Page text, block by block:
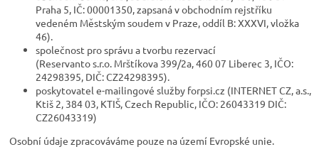
Praha 5, IČ: 00001350, zapsaná v obchodním rejstříku
vedeném Městským soudem v Praze, oddíl B: XXXVI, vložka
46).
společnost pro správu a tvorbu rezervací
(Reservantos.r.o. Mrštíkova 399/2a, 460 07 Liberec 3, IČO:
24298395, DIČ: CZ24298395).
poskytovatel e-mailingové služby forpsi.cz (INTERNET CZ, a.s.,
Ktiš 2, 384 03, KTIŠ, Czech Republic, IČO: 26043319 DIČ:
CZ26043319)
Osobní údaje zpracováváme pouze na území Evropské unie.